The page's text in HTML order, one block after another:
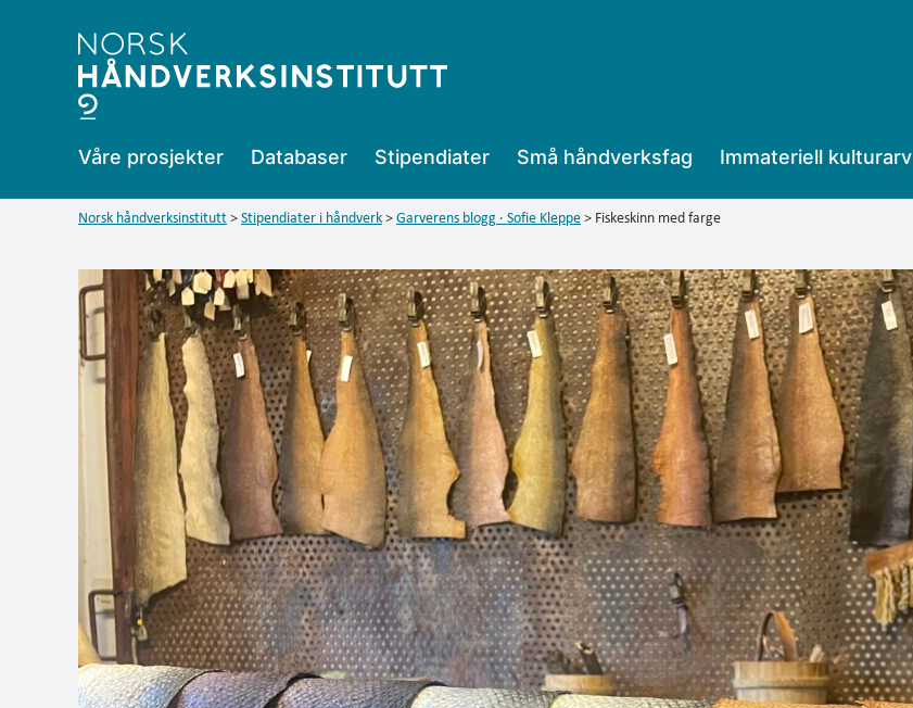
blogg
Våre prosjekter Databaser Stipendiater Små håndverksfag Immateriell kulturarv
Norsk håndverksinstitutt > Stipendiater i håndverk > Garverens blogg · Sofie Kleppe > Fiskeskinn med farge